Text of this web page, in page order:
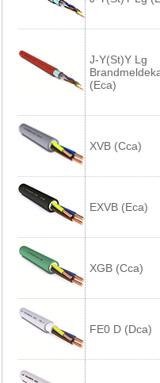
J-Y(St)Y Lg
(Eca)
XVB (Cca)
EXVB (Eca)
XGB (Cca)
FE0 D (Dca)